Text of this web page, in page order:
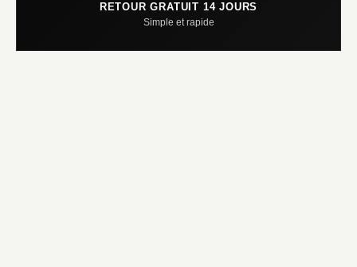
RETOUR GRATUIT 14 JOURS
Simple et rapide